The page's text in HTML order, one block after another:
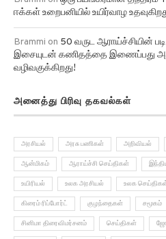
ஈக்கள் உறைபனியில் உயிர்வாழ
Brammi on 50 வருட ஆராய்ச்சியின்
இசையுடன் கணிதத்தை இணைப்பது
வழிவகுக்கிறது!
அனைத்து பிரிவு தகவல்கள்
அரசியல் அரசு பணிகள் அறிவியல்
ஆன்மிகம் ஆராய்ச்சி செய்திகள்
உயிரியல் உலக அரசியல் உலக
கிரைம் ரிப்போர்ட் குழந்தைகள் சமூகம்
சினிமா திரைவிமர்சனம் செய்திகள்